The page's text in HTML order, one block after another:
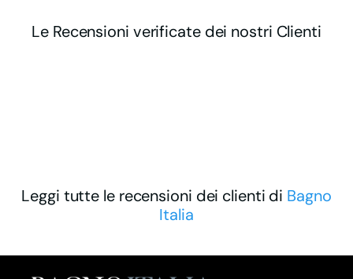
Le Recensioni verificate dei nostri Clienti
Leggi tutte le recensioni dei clienti di Bagno
Italia